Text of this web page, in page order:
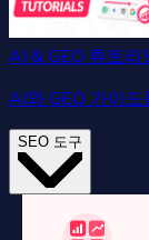
AI & GEO 튜토리
AI와 GEO 가이
SEO 도구